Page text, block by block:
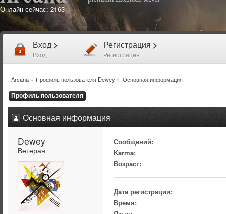
Онлайн сейчас: 2163
Вход >
Вход
Регистрация >
Регистрация
Arcana» Профиль пользователя Dewey » Основная информация
Профиль пользователя
Основная информация
Dewey
Ветеран
Сообщений:
Karma:
Возраст:
Дата регистрации:
Время: